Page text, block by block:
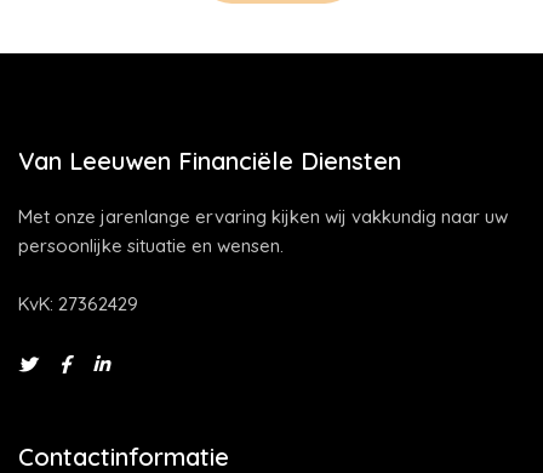
Van Leeuwen Financiële Diensten
Met onze jarenlange ervaring kijken wij vakkundig naar uw
persoonlijke situatie en wensen.
KvK: 27362429
Contactinformatie